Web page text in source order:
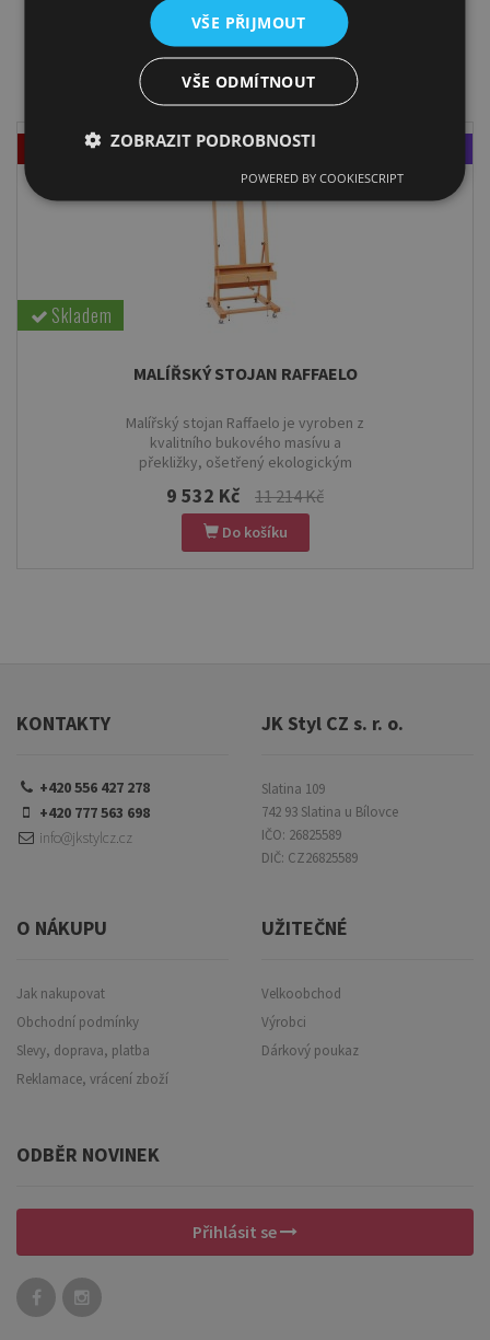
DOPORUČUJEME K PRODUKTU
Skladem
Akce
MALÍŘSKÝ STOJAN RAFFAELO
Malířský stojan Raffaelo je vyroben z
kvalitního bukového masívu a
překližky, ošetřený ekologickým
mechanismem pro snadné zvedání a
nastavování polohy plátna. Kliku stačí
zasunout do korýtka a otáčením měnit
9 532 Kč 11 214 Kč
Do košíku
KONTAKTY
+420 556 427 278
+420 777 563 698
info@jkstylcz.cz
JK Styl CZ s. r. o.
Slatina 109
742 93 Slatina u Bílovce
IČO: 26825589
DIČ: CZ26825589
O NÁKUPU
Jak nakupovat
Obchodní podmínky
Slevy, doprava, platba
Reklamace, vrácení zboží
UŽITEČNÉ
Velkoobchod
Výrobci
Dárkový poukaz
ODBĚR NOVINEK
Přihlásit se
VŠE PŘIJMOUT
VŠE ODMÍTNOUT
ZOBRAZIT PODROBNOSTI
POWERED BY COOKIESCRIPT